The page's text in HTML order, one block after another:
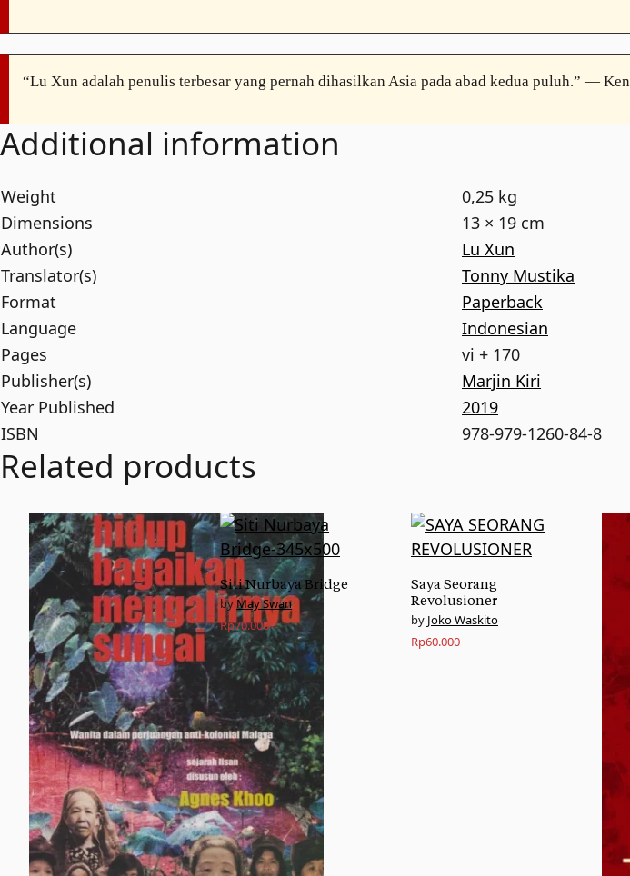
“Lu Xun adalah penulis terbesar yang pernah dihasilkan Asia pada abad kedua puluh.” —
Additional information
Weight
0,25 kg
Dimensions
13 × 19 cm
Author(s)
Lu Xun
Translator(s)
Tonny Mustika
Format
Paperback
Language
Indonesian
Pages
vi + 170
Publisher(s)
Marjin Kiri
Year Published
2019
ISBN
978-979-1260-84-8
Related products
Siti Nurbaya Bridge
May Swan
Rp70.000
Saya Seorang
Revolusioner
Joko Waskito
Rp60.000